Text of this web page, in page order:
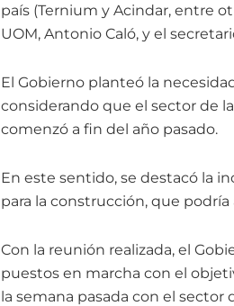
país (Ternium y Acindar, entre
UOM, Antonio Caló, y el
El Gobierno planteó la
considerando que el sector de
comenzó a fin del año pasado.
En este sentido, se destacó la
para la construcción, que
Con la reunión realizada, el
puestos en marcha con el
la semana pasada con el sector